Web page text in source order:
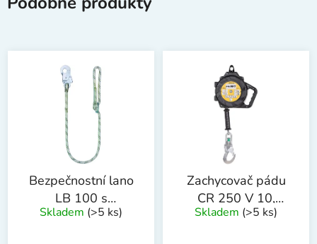
Bezpečnostní lano
LB 100 s
karabinou, 1,5 m
Skladem (>5 ks)
Zachycovač pádu
CR 250 V 10,
samonavíjecí, s
Skladem (>5 ks)